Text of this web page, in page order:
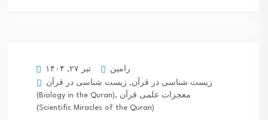
تیر ۲۷, ۱۴۰۴
رامین
زیست شناسی در قرآن, زیست شناسی در قرآن
(Biology in the Quran), معجزات علمی قرآن
(Scientific Miracles of the Quran)